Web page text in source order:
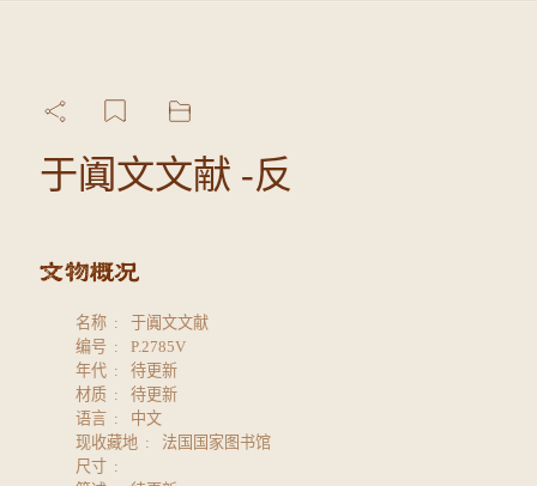
于阗文文献 -反
名称
于阗文文献
编号
P.2785V
年代
待更新
材质
待更新
语言
中文
现收藏地
法国国家图书馆
尺寸